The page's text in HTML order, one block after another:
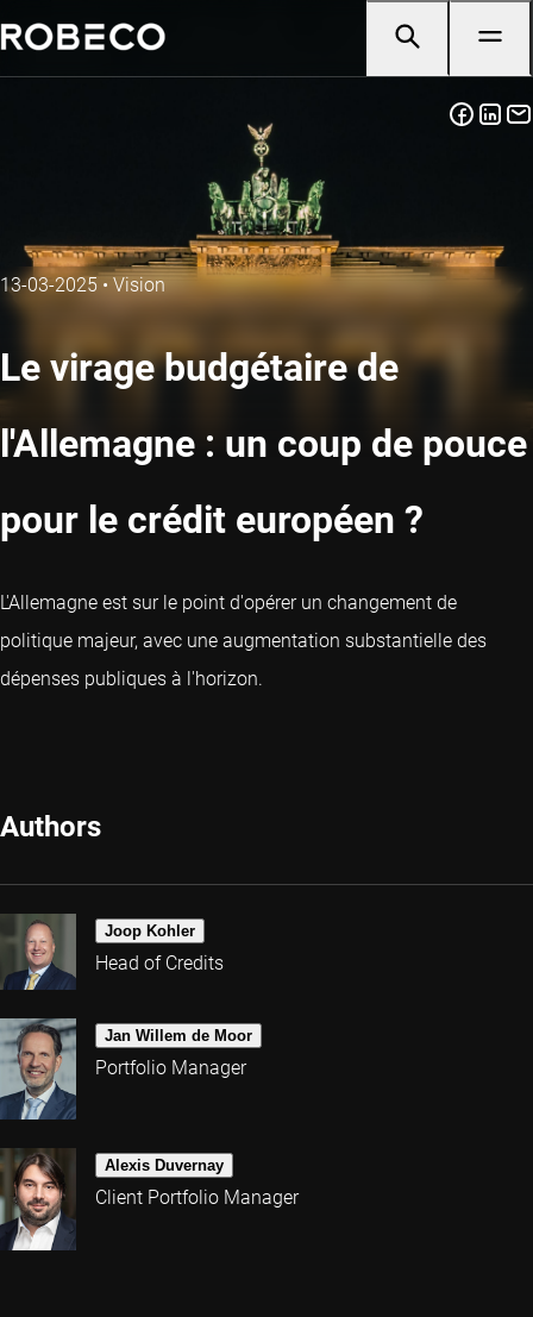
13-03-2025 • Vision
Le virage budgétaire de
l'Allemagne : un coup de pouce
pour le crédit européen ?
L'Allemagne est sur le point d'opérer un changement de
politique majeur, avec une augmentation substantielle des
dépenses publiques à l'horizon.
Authors
Joop Kohler
Head of Credits
Jan Willem de Moor
Portfolio Manager
Alexis Duvernay
Client Portfolio Manager